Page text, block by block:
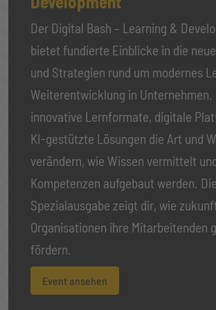
Der Digital Bash – Learning &
bietet fundierte Einblicke in die
und Strategien rund um modernes
Weiterentwicklung in Unternehmen.
innovative Lernformate, digitale
KI-gestützte Lösungen die Art und
verändern, wie Wissen vermittelt
Kompetenzen aufgebaut werden.
Spezialausgabe zeigt dir, wie
Organisationen ihre Mitarbeitenden
fördern.
Event ansehen